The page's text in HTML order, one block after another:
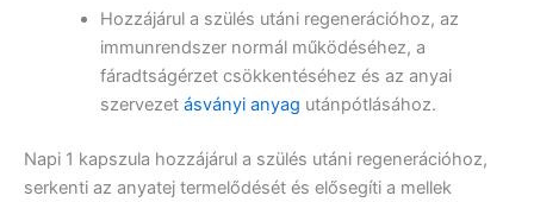
Hozzájárul a szülés utáni regenerációhoz, az
immunrendszer normál működéséhez, a
fáradtságérzet csökkentéséhez és az anyai
szervezet ásványi anyag utánpótlásához.
Napi 1 kapszula hozzájárul a szülés utáni regenerációhoz,
serkenti az anyatej termelődését és elősegíti a mellek